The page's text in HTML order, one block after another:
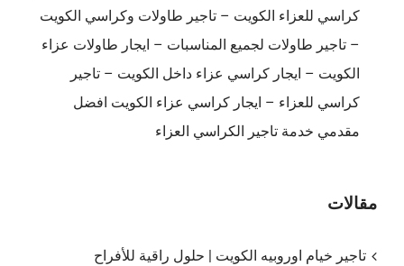
كراسي للعزاء الكويت – تاجير طاولات وكراسي الكويت
– تاجير طاولات لجميع المناسبات – ايجار طاولات عزاء
الكويت – ايجار كراسي عزاء داخل الكويت – تاجير
كراسي للعزاء – ايجار كراسي عزاء الكويت افضل
مقدمي خدمة تاجير الكراسي العزاء
مقالات
تاجير خيام اوروبيه الكويت | حلول راقية للأفراح